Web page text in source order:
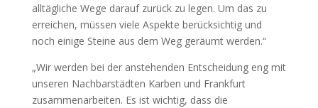
alltägliche Wege darauf zurück zu legen. Um das zu
erreichen, müssen viele Aspekte berücksichtig und
noch einige Steine aus dem Weg geräumt werden.“
„Wir werden bei der anstehenden Entscheidung eng mit
unseren Nachbarstädten Karben und Frankfurt
zusammenarbeiten. Es ist wichtig, dass die